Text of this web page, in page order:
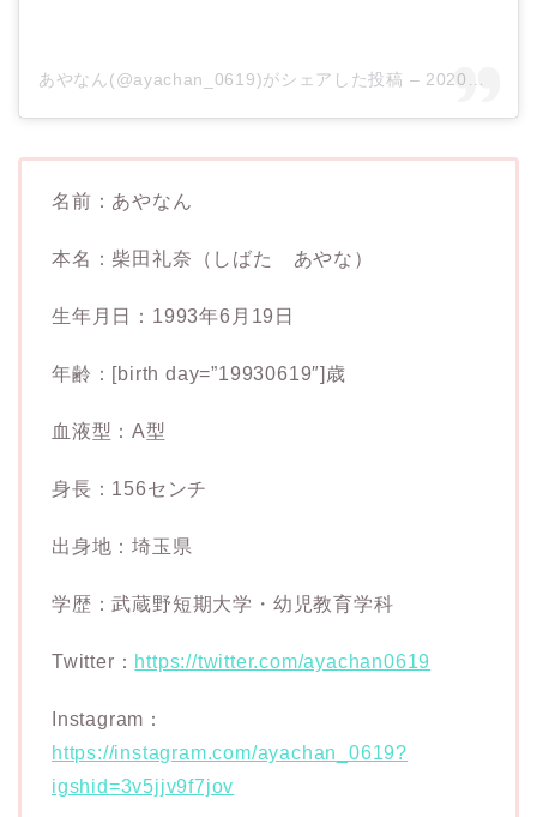
あやなん(@ayachan_0619)がシェアした投稿 – 2020年 3月月12日午前2時14分PDT
名前：あやなん
本名：柴田礼奈（しばた あやな）
生年月日：1993年6月19日
年齢：[birth day=”19930619″]歳
血液型：A型
身長：156センチ
出身地：埼玉県
学歴：武蔵野短期大学・幼児教育学科
Twitter： https://twitter.com/ayachan0619
Instagram：
https://instagram.com/ayachan_0619?
igshid=3v5jjv9f7jov